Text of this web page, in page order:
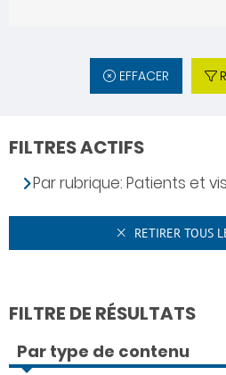
EFFACER
FILTRES ACTIFS
Par rubrique: Patients et
RETIRER TOUS
FILTRE DE RÉSULTATS
Par type de contenu